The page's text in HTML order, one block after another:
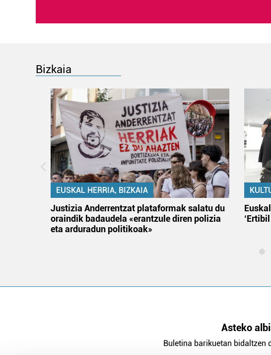
Bizkaia
EUSKAL HERRIA, BIZKAIA
Justizia Anderrentzat plataformak salatu du
oraindik badaudela «erantzule diren polizia
eta arduradun politikoak»
Asteko
Buletina barikuetan bidaltzen